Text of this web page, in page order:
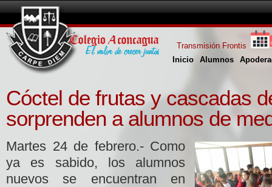
Inicio Alumnos
Transmisión Frontis
Cóctel de frutas y cascadas
sorprenden a alumnos de
Martes 24 de febrero.- Como
ya es sabido, los alumnos
nuevos se encuentran en